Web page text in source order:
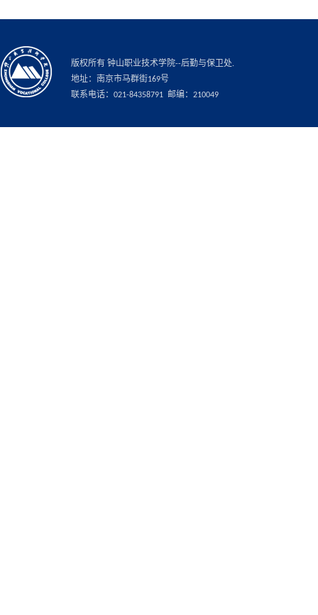
版权所有 钟山职业技术学院--后勤与保卫处.
地址：南京市马群街169号
联系电话：021-84358791 邮编：210049